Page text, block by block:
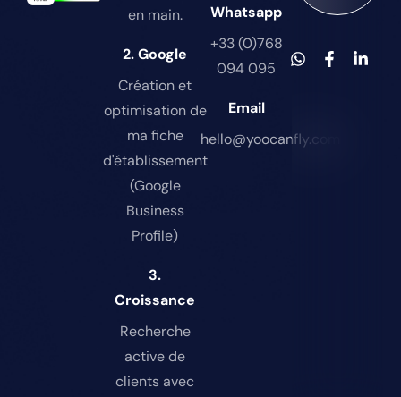
en main.
2. Google
Création et
optimisation de
ma fiche
d'établissement
(Google
Business
Profile)
3.
Croissance
Recherche
active de
clients avec
Whatsapp
+33 (0)768
094 095
Email
hello@yoocanfly.com